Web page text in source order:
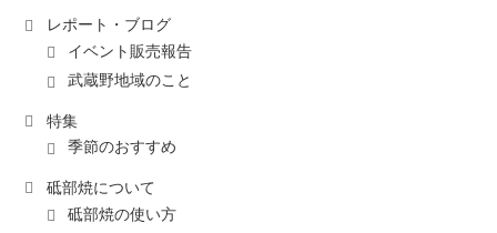
レポート・ブログ
イベント販売報告
武蔵野地域のこと
特集
季節のおすすめ
砥部焼について
砥部焼の使い方